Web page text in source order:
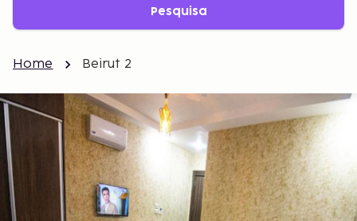
Pesquisa
Home Beirut 2